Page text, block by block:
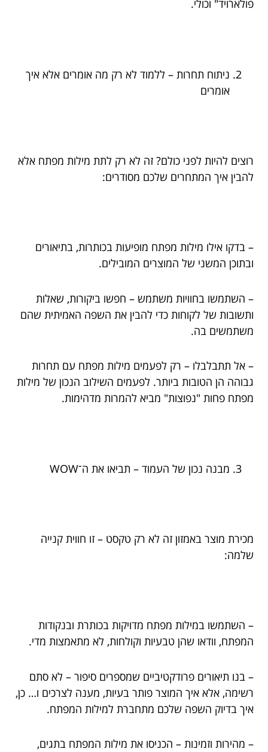
פולארויד" וכולי.
ניתוח תחרות – ללמוד לא רק מה אומרים אלא איך
אומרים
רוצים להיות לפני כולם? זה לא רק לתת מילות מפתח אלא
להבין איך המתחרים שלכם מסודרים:
– בדקו אילו מילות מפתח מופיעות בכותרות, בתיאורים
ובתוכן המשני של המוצרים המובילים.
– השתמשו בחוויות משתמש – חפשו ביקורות, שאלות
ותשובות של לקוחות כדי להבין את השפה האמיתית שהם
משתמשים בה.
– אל תתבלבלו – רק לפעמים מילות מפתח עם תחרות
גבוהה הן הטובות ביותר. לפעמים השילוב הנכון של מילות
מפתח פחות "נפוצות" מביא להמרות מדהימות.
מבנה נכון של העמוד – תביאו את ה־WOW
מכירת מוצר באמזון זה לא רק טקסט – זו חווית קנייה
שלמה:
– השתמשו במילות מפתח מדויקות בכותרת ובנקודות
המפתח, וודאו שהן טבעיות וקולחות, לא מתאמצות מדי.
– בנו תיאורים פרודקטיביים שמספרים סיפור – לא סתם
רשימה, אלא איך המוצר פותר בעיות, מענה לצרכים ו… כן,
איך בדיוק השפה שלכם מתחברת למילות המפתח.
– מהירות וזמינות – הכניסו את מילות המפתח בתגים,